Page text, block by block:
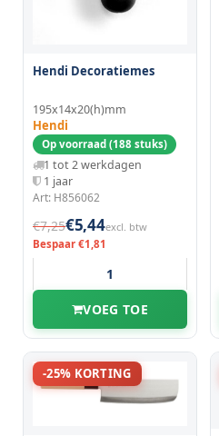
Hendi Decoratiemes
195x14x20(h)mm
Hendi
Op voorraad (188 stuks)
1 tot 2 werkdagen
1 jaar
Art: H856062
€7,25€5,44excl. btw
Bespaar €1,81
VOEG TOE
-25% KORTING